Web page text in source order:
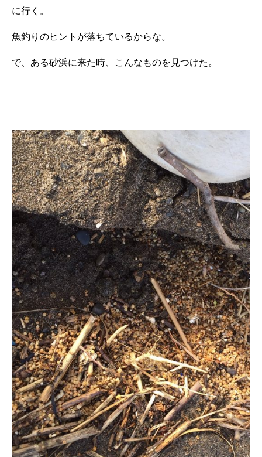
に行く。
魚釣りのヒントが落ちているからな。
で、ある砂浜に来た時、こんなものを見つけた。